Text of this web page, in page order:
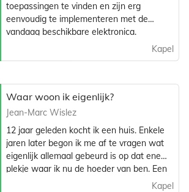
toepassingen te vinden en zijn erg
eenvoudig te implementeren met de
vandaag beschikbare elektronica.
Regelaars gaan echter veel verder terug
dan elektronica, deze sessie geeft een erg
behulp van een eenvoudig live experiment.
Kapel
Waar woon ik eigenlijk?
Jean-Marc Wislez
12 jaar geleden kocht ik een huis. Enkele
jaren later begon ik me af te vragen wat
eigenlijk allemaal gebeurd is op dat ene
plekje waar ik nu de hoeder van ben. Een
verhaal van het puzzelen met informatieKapel